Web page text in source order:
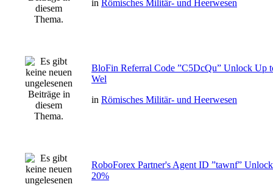
in Römisches Militär- und Heerwesen
BloFin Referral Code ”C5DcQu” Unlock Up
Wel
in Römisches Militär- und Heerwesen
RoboForex Partner's Agent ID ”tawnf”
20%